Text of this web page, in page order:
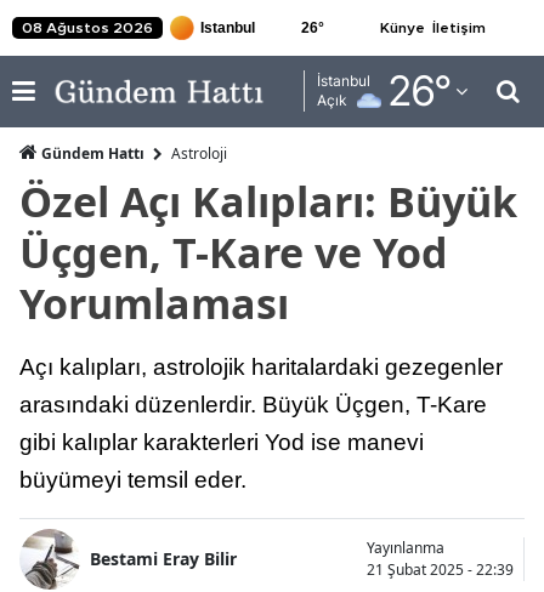
08 Ağustos 2026 26° Künye İletişim
İstanbul
Açık
26°
Adana
Adıyaman
Ağrı
Amasya
Antalya
Artvin
Balıkesir
Bilecik
Gündem Hattı Astroloji
Özel Açı Kalıpları: Büyük
Üçgen, T-Kare ve Yod
Yorumlaması
Açı kalıpları, astrolojik haritalardaki gezegenler
arasındaki düzenlerdir. Büyük Üçgen, T-Kare
gibi kalıplar karakterleri Yod ise manevi
büyümeyi temsil eder.
Bestami Eray Bilir
Yayınlanma
21 Şubat 2025 - 22:39